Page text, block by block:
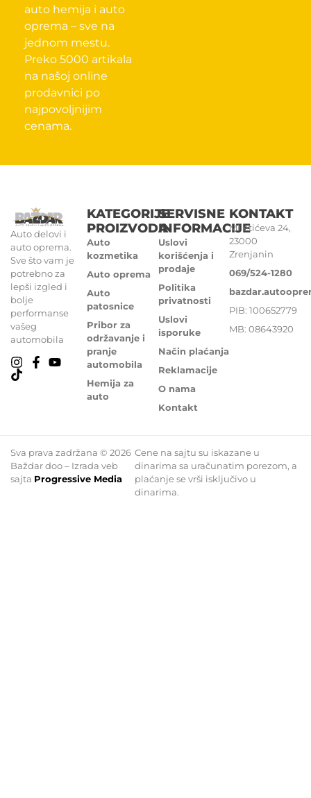
auto hemija i auto
oprema – sve na
jednom mestu.
Preko 5000 artikala
na našoj online
prodavnici po
najpovoljnijim
cenama.
Auto delovi i
auto oprema.
Sve što vam je
potrebno za
lepši izgled i
bolje
performanse
vašeg
automobila
KATEGORIJE
PROIZVODA
Auto
kozmetika
Auto oprema
Auto
patosnice
Pribor za
održavanje i
pranje
automobila
Hemija za
auto
SERVISNE
INFORMACIJE
Uslovi
korišćenja i
prodaje
Politika
privatnosti
Uslovi
isporuke
Način plaćanja
Reklamacije
O nama
Kontakt
KONTAKT
Miletićeva 24,
23000
Zrenjanin
069/524-1280
PIB: 100652779
MB: 08643920
Sva prava zadržana © 2026
Baždar doo – Izrada veb
sajta Progressive Media
Cene na sajtu su iskazane u
dinarima sa uračunatim porezom, a
plaćanje se vrši isključivo u
dinarima.